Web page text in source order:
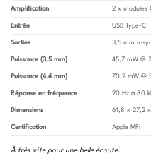
Amplification 2 x modules
Entrée USB Type-C
Sorties 3,5 mm
Puissance (3,5 mm) 45,7 mW @
Puissance (4,4 mm) 70,2 mW @
Réponse en fréquence 20 Hz à 80
Dimensions 61,8 x 27,2 x
Certification Apple MFi
À très vite pour une belle écoute.